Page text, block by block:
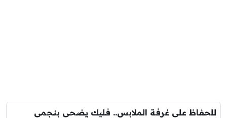
للحفاظ على غرفة الملابس.. فليك يضحى بنجمي